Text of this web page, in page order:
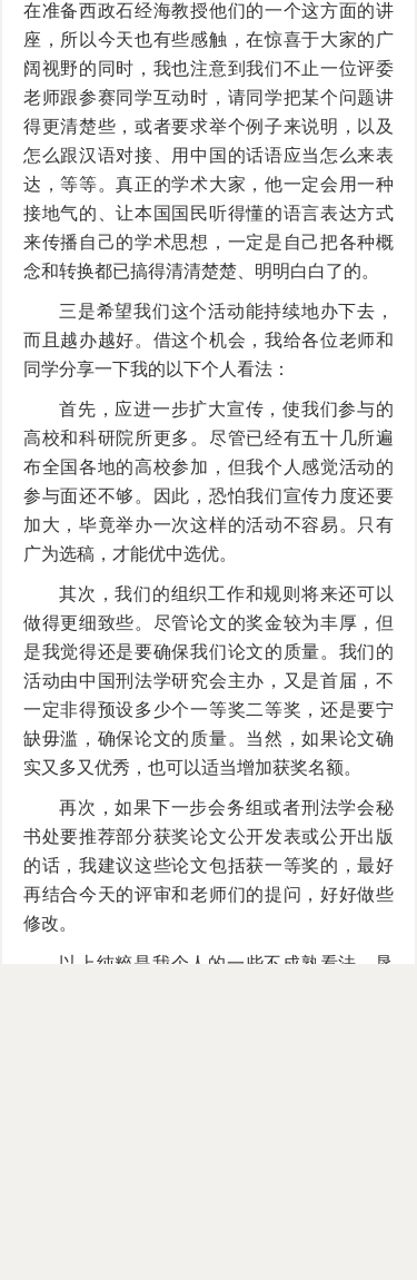
在准备西政石经海教授他们的一个这方面的讲
座，所以今天也有些感触，在惊喜于大家的广
阔视野的同时，我也注意到我们不止一位评委
老师跟参赛同学互动时，请同学把某个问题讲
得更清楚些，或者要求举个例子来说明，以及
怎么跟汉语对接、用中国的话语应当怎么来表
达，等等。真正的学术大家，他一定会用一种
接地气的、让本国国民听得懂的语言表达方式
来传播自己的学术思想，一定是自己把各种概
念和转换都已搞得清清楚楚、明明白白了的。
三是希望我们这个活动能持续地办下去，
而且越办越好。借这个机会，我给各位老师和
同学分享一下我的以下个人看法：
首先，应进一步扩大宣传，使我们参与的
高校和科研院所更多。尽管已经有五十几所遍
布全国各地的高校参加，但我个人感觉活动的
参与面还不够。因此，恐怕我们宣传力度还要
加大，毕竟举办一次这样的活动不容易。只有
广为选稿，才能优中选优。
其次，我们的组织工作和规则将来还可以
做得更细致些。尽管论文的奖金较为丰厚，但
是我觉得还是要确保我们论文的质量。我们的
活动由中国刑法学研究会主办，又是首届，不
一定非得预设多少个一等奖二等奖，还是要宁
缺毋滥，确保论文的质量。当然，如果论文确
实又多又优秀，也可以适当增加获奖名额。
再次，如果下一步会务组或者刑法学会秘
书处要推荐部分获奖论文公开发表或公开出版
的话，我建议这些论文包括获一等奖的，最好
再结合今天的评审和老师们的提问，好好做些
修改。
以上纯粹是我个人的一些不成熟看法，恳